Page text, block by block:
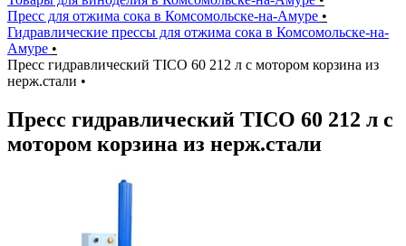
Пресс для отжима сока в Комсомольске-на-Амуре •
Гидравлические прессы для отжима сока в Комсомольске-на-
Амуре •
Пресс гидравлический TICO 60 212 л с мотором корзина из
нерж.стали •
Пресс гидравлический TICO 60 212 л с
мотором корзина из нерж.стали